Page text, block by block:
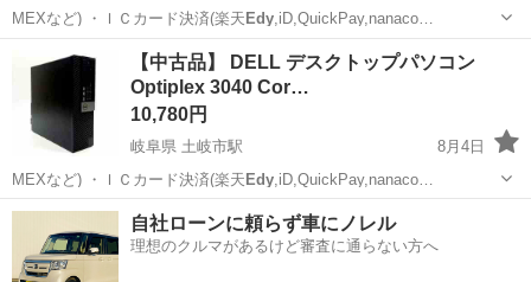
MEXなど) ・ＩＣカード決済(楽天 Edy,iD,QuickPay,nanaco…
土岐市駅 利用制限
【中古品】 DELL デスクトップパソコン
Optiplex 3040 Cor…
10,780円
岐阜県 土岐市駅
8月4日
MEXなど) ・ＩＣカード決済(楽天 Edy,iD,QuickPay,nanaco…
岐阜 土岐市 土岐市駅 デスクトップパソコン
自社ローンに頼らず車にノレル
理想のクルマがあるけど審査に通らない方へ